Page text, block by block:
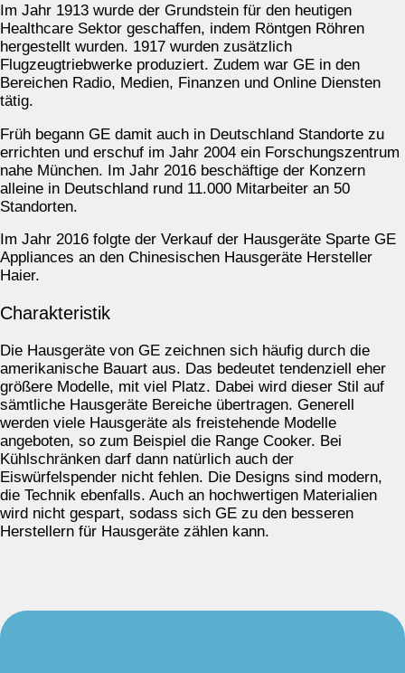
Im Jahr 1913 wurde der Grundstein für den heutigen
Healthcare Sektor geschaffen, indem Röntgen Röhren
hergestellt wurden. 1917 wurden zusätzlich
Flugzeugtriebwerke produziert. Zudem war GE in den
Bereichen Radio, Medien, Finanzen und Online Diensten
tätig.
Früh begann GE damit auch in Deutschland Standorte zu
errichten und erschuf im Jahr 2004 ein Forschungszentrum
nahe München. Im Jahr 2016 beschäftige der Konzern
alleine in Deutschland rund 11.000 Mitarbeiter an 50
Standorten.
Im Jahr 2016 folgte der Verkauf der Hausgeräte Sparte GE
Appliances an den Chinesischen Hausgeräte Hersteller
Haier.
Charakteristik
Die Hausgeräte von GE zeichnen sich häufig durch die
amerikanische Bauart aus. Das bedeutet tendenziell eher
größere Modelle, mit viel Platz. Dabei wird dieser Stil auf
sämtliche Hausgeräte Bereiche übertragen. Generell
werden viele Hausgeräte als freistehende Modelle
angeboten, so zum Beispiel die Range Cooker. Bei
Kühlschränken darf dann natürlich auch der
Eiswürfelspender nicht fehlen. Die Designs sind modern,
die Technik ebenfalls. Auch an hochwertigen Materialien
wird nicht gespart, sodass sich GE zu den besseren
Herstellern für Hausgeräte zählen kann.